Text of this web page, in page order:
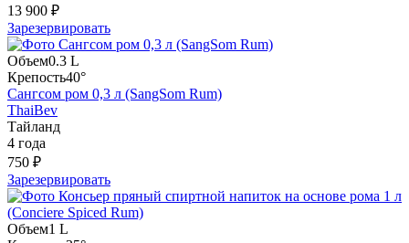
13 900 ₽
Зарезервировать
Объем0.3 L
Крепость40°
Сангсом ром 0,3 л (SangSom Rum)
ThaiBev
Тайланд
4 года
750 ₽
Зарезервировать
Объем1 L